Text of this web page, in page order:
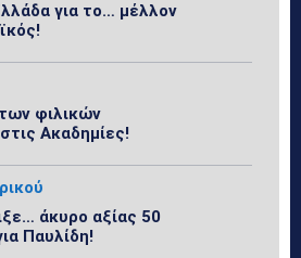
για το… μέλλον
φιλικών
Ακαδημίες!
άκυρο αξίας 50
Παυλίδη!